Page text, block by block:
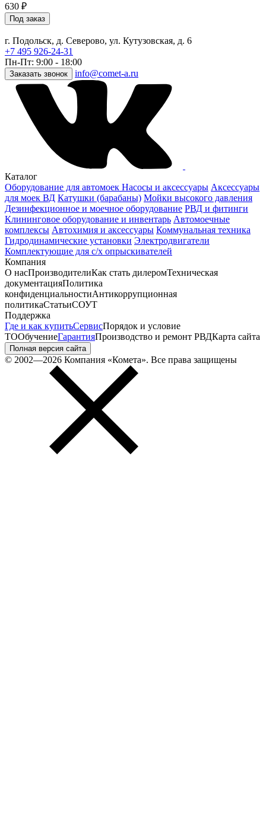
630 ₽
Под заказ
г. Подольск, д. Северово, ул. Кутузовская, д. 6
+7 495 926-24-31
Пн-Пт: 9:00 - 18:00
Заказать звонок info@comet-a.ru
Каталог
Оборудование для автомоек Насосы и аксессуары Аксессуары
для моек ВД Катушки (барабаны) Мойки высокого давления
Дезинфекционное и моечное оборудование РВД и фитинги
Клининговое оборудование и инвентарь Автомоечные
комплексы Автохимия и аксессуары Коммунальная техника
Гидродинамические установки Электродвигатели
Комплектующие для с/х опрыскивателей
Компания
О насПроизводителиКак стать дилеромТехническая
документацияПолитика
конфиденциальностиАнтикоррупционная
политикаСтатьиСОУТ
Поддержка
Где и как купитьСервисПорядок и условие
ТООбучениеГарантияПроизводство и ремонт РВДКарта сайта
Полная версия сайта
© 2002—2026 Компания «Комета». Все права защищены